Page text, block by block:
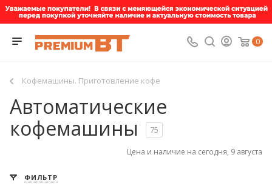
0
Кофемашины. Приготовление кофе
Автоматические
кофемашины
75
Цена и наличие на сегодня, 9 августа
ФИЛЬТР